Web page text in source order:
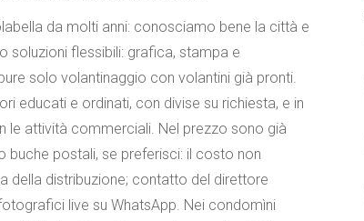
da molti anni: conosciamo bene la città e
soluzioni flessibili: grafica, stampa e
solo volantinaggio con volantini già pronti.
educati e ordinati, con divise su richiesta, e in
attività commerciali. Nel prezzo sono già
postali, se preferisci: il costo non
della distribuzione; contatto del direttore
live su WhatsApp. Nei condomìni